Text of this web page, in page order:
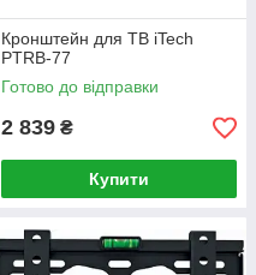
Кронштейн для ТВ iTech
PTRB-77
Готово до відправки
2 839 ₴
Купити